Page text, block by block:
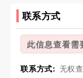
联系方式
此信息查看需
联系方式: 无权